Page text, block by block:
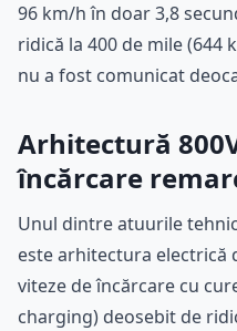
96 km/h în doar 3,8
ridică la 400 de mile (644
nu a fost comunicat
Arhitectură
încărcare
Unul dintre atuurile
este arhitectura electrică
viteze de încărcare cu
charging) deosebit de